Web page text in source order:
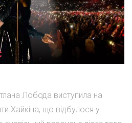
Лобода виступила на
Хайкіна, що відбулося у